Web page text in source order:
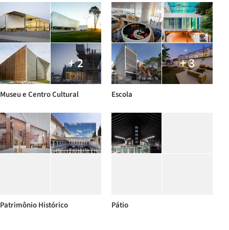
+ 2
Museu e Centro Cultural
+ 3
Escola
Patrimônio Histórico Pátio